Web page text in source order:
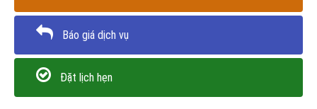
Báo giá dịch vụ
Đặt lịch hẹn